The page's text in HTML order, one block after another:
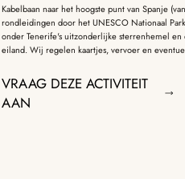
Kabelbaan naar het hoogste punt van Spanje
rondleidingen door het UNESCO Nationaal
onder Tenerife's uitzonderlijke sterrenhemel en
eiland. Wij regelen kaartjes, vervoer en
VRAAG DEZE ACTIVITEIT
AAN